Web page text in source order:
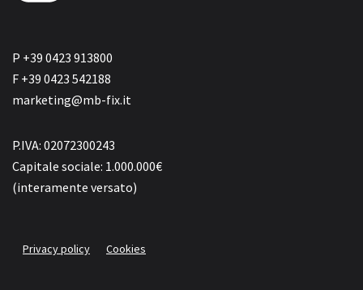
P +39 0423 913800
F +39 0423 542188
marketing@mb-fix.it
P.IVA: 02072300243
Capitale sociale: 1.000.000€
(interamente versato)
Privacy policy Cookies